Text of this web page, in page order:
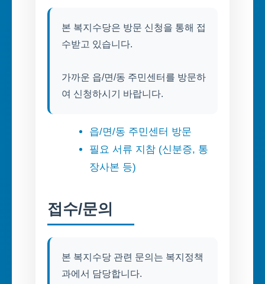
본 복지수당은 방문 신청을 통해 접
수받고 있습니다.
가까운 읍/면/동 주민센터를 방문하
여 신청하시기 바랍니다.
읍/면/동 주민센터 방문
필요 서류 지참 (신분증, 통
장사본 등)
접수/문의
본 복지수당 관련 문의는 복지정책
과에서 담당합니다.